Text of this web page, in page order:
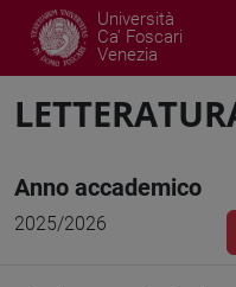
Università
Ca' Foscari
Venezia
Anno accademico
2025/2026